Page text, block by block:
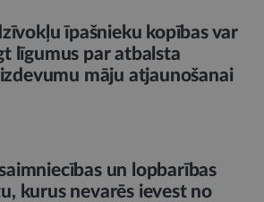
īpašnieku kopības var
līgumus par atbalsta
māju atjaunošanai
un lopbarības
kurus nevarēs ievest no